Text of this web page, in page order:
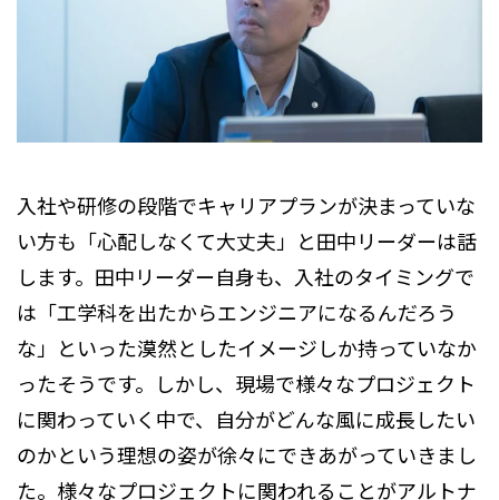
入社や研修の段階でキャリアプランが決まっていな
い方も「心配しなくて大丈夫」と田中リーダーは話
します。田中リーダー自身も、入社のタイミングで
は「工学科を出たからエンジニアになるんだろう
な」といった漠然としたイメージしか持っていなか
ったそうです。しかし、現場で様々なプロジェクト
に関わっていく中で、自分がどんな風に成長したい
のかという理想の姿が徐々にできあがっていきまし
た。様々なプロジェクトに関われることがアルトナ